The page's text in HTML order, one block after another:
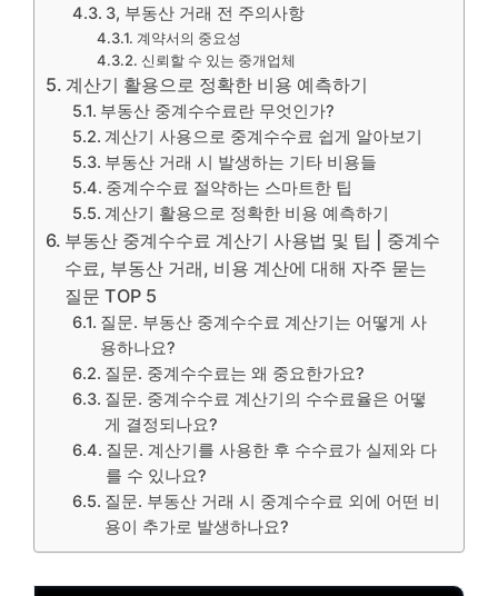
3, 부동산 거래 전 주의사항
계약서의 중요성
신뢰할 수 있는 중개업체
계산기 활용으로 정확한 비용 예측하기
부동산 중계수수료란 무엇인가?
계산기 사용으로 중계수수료 쉽게 알아보기
부동산 거래 시 발생하는 기타 비용들
중계수수료 절약하는 스마트한 팁
계산기 활용으로 정확한 비용 예측하기
부동산 중계수수료 계산기 사용법 및 팁 | 중계수
수료, 부동산 거래, 비용 계산에 대해 자주 묻는
질문 TOP 5
질문. 부동산 중계수수료 계산기는 어떻게 사
용하나요?
질문. 중계수수료는 왜 중요한가요?
질문. 중계수수료 계산기의 수수료율은 어떻
게 결정되나요?
질문. 계산기를 사용한 후 수수료가 실제와 다
를 수 있나요?
질문. 부동산 거래 시 중계수수료 외에 어떤 비
용이 추가로 발생하나요?